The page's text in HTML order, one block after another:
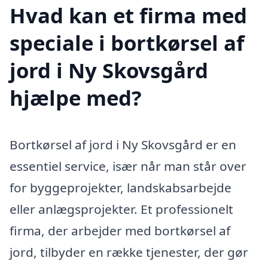
Hvad kan et firma med
speciale i bortkørsel af
jord i Ny Skovsgård
hjælpe med?
Bortkørsel af jord i Ny Skovsgård er en
essentiel service, især når man står over
for byggeprojekter, landskabsarbejde
eller anlægsprojekter. Et professionelt
firma, der arbejder med bortkørsel af
jord, tilbyder en række tjenester, der gør